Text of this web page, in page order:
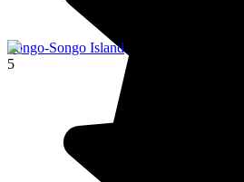
Songo-Songo Island
5